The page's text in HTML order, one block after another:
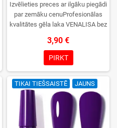
Izvēlieties preces ar ilgāku piegādi
par zemāku cenuProfesionālas
kvalitātes gēla laka VENALISA bez
krāsu izvēle, lieliska sacietēšana
UV/LED lampās un ilgstoša
noturība. Katrs flakons iepakots
kastītē – pirmo reizi to atvērsiet
tikai jūs.
3,90 €
PIRKT
TIKAI TIEŠSAISTĒ JAUNS